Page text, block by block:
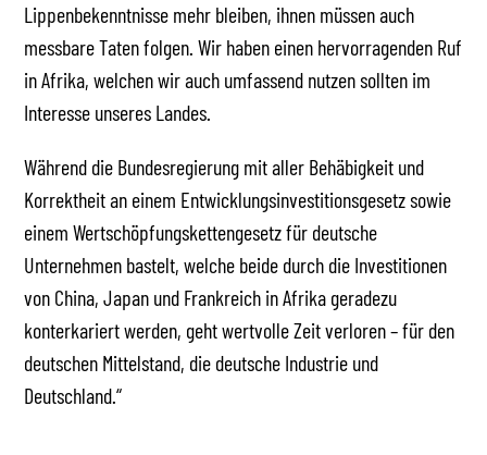
Lippenbekenntnisse mehr bleiben, ihnen müssen auch
messbare Taten folgen. Wir haben einen hervorragenden Ruf
in Afrika, welchen wir auch umfassend nutzen sollten im
Interesse unseres Landes.
Während die Bundesregierung mit aller Behäbigkeit und
Korrektheit an einem Entwicklungsinvestitionsgesetz sowie
einem Wertschöpfungskettengesetz für deutsche
Unternehmen bastelt, welche beide durch die Investitionen
von China, Japan und Frankreich in Afrika geradezu
konterkariert werden, geht wertvolle Zeit verloren – für den
deutschen Mittelstand, die deutsche Industrie und
Deutschland.“